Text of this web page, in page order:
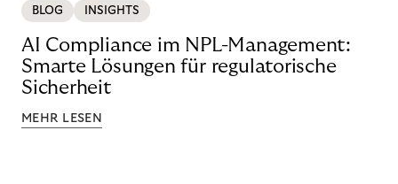
BLOG INSIGHTS
AI Compliance im NPL-Management:
Smarte Lösungen für regulatorische
Sicherheit
MEHR LESEN